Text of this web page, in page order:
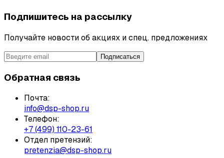
Подпишитесь на рассылку
Получайте новости об акциях и спец. предложениях
Подписаться
Обратная связь
Почта:
info@dsp-shop.ru
Телефон:
+7 (499) 110-23-61
Отдел претензий:
pretenzia@dsp-shop.ru